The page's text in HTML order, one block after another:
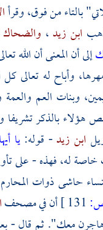
بالتاء من فوق، وقرأ
ابن زيد، والضحاك
إلى أن المعنى أن الله
وأباح له تعالى كل
وبنات العم والعمة
بالذكر تشريفا
ابن زيد- قوله:يا
خاصة له، فهذه - على
حاشى ذوات
أن في مصحف
هاجرن معك". ثم قال -